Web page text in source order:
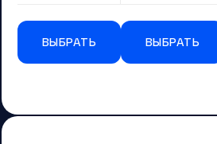
ВЫБРАТЬ ВЫБРАТЬ